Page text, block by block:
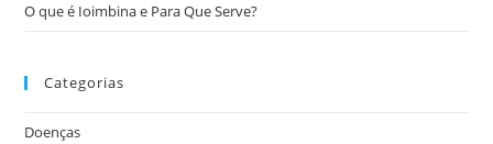
O que é Ioimbina e Para Que Serve?
Categorias
Doenças